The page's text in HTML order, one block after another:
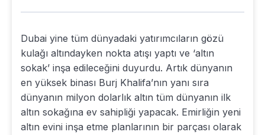
Dubai yine tüm dünyadaki yatırımcıların gözü
kulağı altındayken nokta atışı yaptı ve ‘altın
sokak’ inşa edileceğini duyurdu. Artık dünyanın
en yüksek binası Burj Khalifa’nın yanı sıra
dünyanın milyon dolarlık altın tüm dünyanın ilk
altın sokağına ev sahipliği yapacak. Emirliğin yeni
altın evini inşa etme planlarının bir parçası olarak